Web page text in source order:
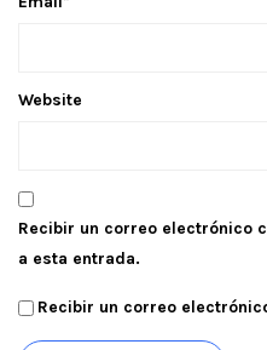
Website
Recibir un correo electrónico
a esta entrada.
Recibir un correo